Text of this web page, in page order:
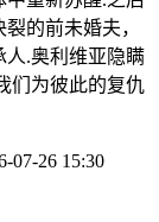
的前未婚夫，
人.奥利维亚隐瞒
们为彼此的复仇
07-26 15:30